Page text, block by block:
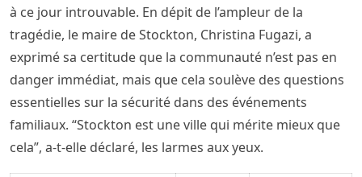
à ce jour introuvable. En dépit de l’ampleur de la
tragédie, le maire de Stockton, Christina Fugazi, a
exprimé sa certitude que la communauté n’est pas en
danger immédiat, mais que cela soulève des questions
essentielles sur la sécurité dans des événements
familiaux. “Stockton est une ville qui mérite mieux que
cela”, a-t-elle déclaré, les larmes aux yeux.